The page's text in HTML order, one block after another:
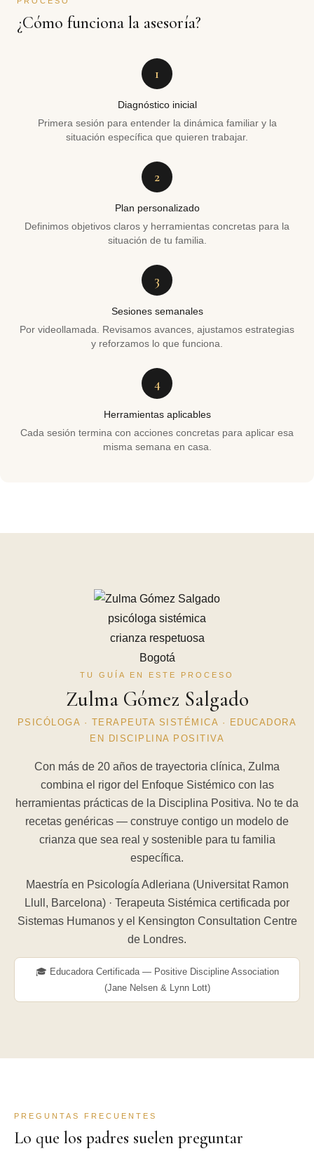
¿Cómo funciona la asesoría?
1
Diagnóstico inicial
Primera sesión para entender la dinámica familiar y la
situación específica que quieren trabajar.
2
Plan personalizado
Definimos objetivos claros y herramientas concretas para la
situación de tu familia.
3
Sesiones semanales
Por videollamada. Revisamos avances, ajustamos estrategias
y reforzamos lo que funciona.
4
Herramientas aplicables
Cada sesión termina con acciones concretas para aplicar esa
misma semana en casa.
TU GUÍA EN ESTE PROCESO
Zulma Gómez Salgado
PSICÓLOGA · TERAPEUTA SISTÉMICA · EDUCADORA
EN DISCIPLINA POSITIVA
Con más de 20 años de trayectoria clínica, Zulma
combina el rigor del Enfoque Sistémico con las
herramientas prácticas de la Disciplina Positiva. No te da
recetas genéricas — construye contigo un modelo de
crianza que sea real y sostenible para tu familia
específica.
Maestría en Psicología Adleriana (Universitat Ramon
Llull, Barcelona) · Terapeuta Sistémica certificada por
Sistemas Humanos y el Kensington Consultation Centre
de Londres.
🎓 Educadora Certificada — Positive Discipline Association
(Jane Nelsen & Lynn Lott)
PREGUNTAS FRECUENTES
Lo que los padres suelen preguntar